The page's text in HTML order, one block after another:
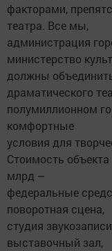
факторами,
театра. Все мы,
администрация
министерство
должны
драматического
полумиллионном
комфортные
условия для
Стоимость
млрд –
федеральные
поворотная сцена,
студия
выставочный зал,